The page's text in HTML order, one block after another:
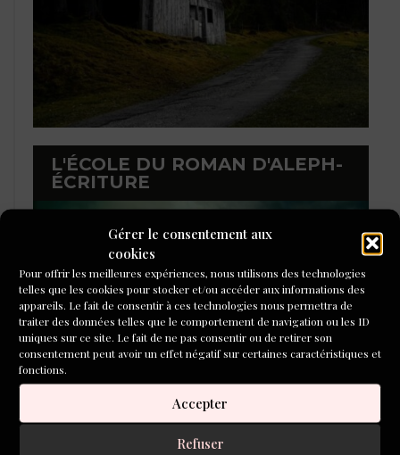
Gérer le consentement aux
cookies
Pour offrir les meilleures expériences, nous utilisons des technologies
telles que les cookies pour stocker et/ou accéder aux informations des
appareils. Le fait de consentir à ces technologies nous permettra de
traiter des données telles que le comportement de navigation ou les ID
uniques sur ce site. Le fait de ne pas consentir ou de retirer son
consentement peut avoir un effet négatif sur certaines caractéristiques et
fonctions.
Accepter
Refuser
L'ÉCOLE DU ROMAN D'ALEPH-
ÉCRITURE